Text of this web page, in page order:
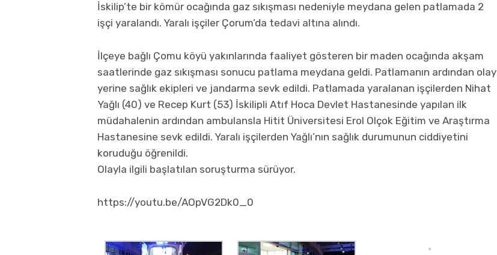
İskilip’te bir kömür ocağında gaz sıkışması nedeniyle meydana gelen patlamada 2
işçi yaralandı. Yaralı işçiler Çorum’da tedavi altına alındı.
İlçeye bağlı Çomu köyü yakınlarında faaliyet gösteren bir maden ocağında akşam
saatlerinde gaz sıkışması sonucu patlama meydana geldi. Patlamanın ardından olay
yerine sağlık ekipleri ve jandarma sevk edildi. Patlamada yaralanan işçilerden Nihat
Yağlı (40) ve Recep Kurt (53) İskilipli Atıf Hoca Devlet Hastanesinde yapılan ilk
müdahalenin ardından ambulansla Hitit Üniversitesi Erol Olçok Eğitim ve Araştırma
Hastanesine sevk edildi. Yaralı işçilerden Yağlı’nın sağlık durumunun ciddiyetini
koruduğu öğrenildi.
Olayla ilgili başlatılan soruşturma sürüyor.
https://youtu.be/AOpVG2Dk0_0